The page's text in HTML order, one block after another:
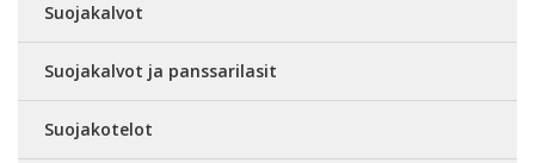
Suojakalvot
Suojakalvot ja panssarilasit
Suojakotelot